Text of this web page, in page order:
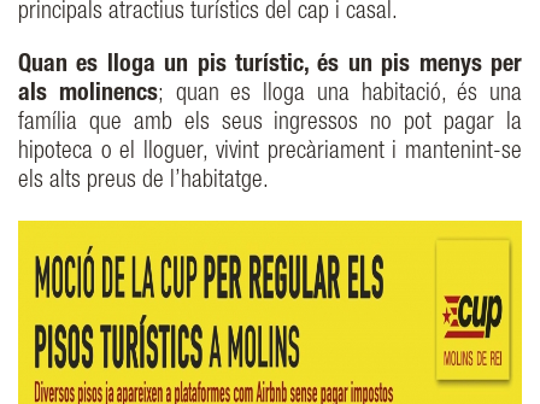
principals atractius turístics del cap i casal.
Quan es lloga un pis turístic, és un pis menys per
als molinencs; quan es lloga una habitació, és una
família que amb els seus ingressos no pot pagar la
hipoteca o el lloguer, vivint precàriament i mantenint-se
els alts preus de l’habitatge.